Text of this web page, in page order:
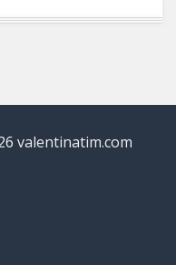
valentinatim.com